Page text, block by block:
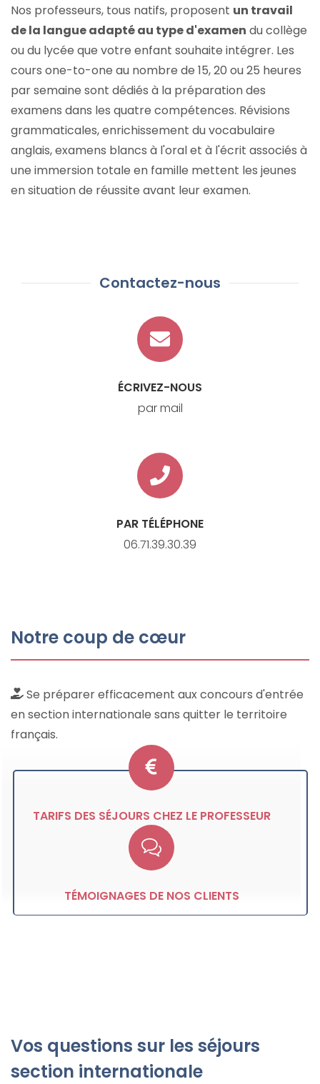
Nos professeurs, tous natifs, proposent un travail
de la langue adapté au type d'examen du collège
ou du lycée que votre enfant souhaite intégrer. Les
cours one-to-one au nombre de 15, 20 ou 25 heures
par semaine sont dédiés à la préparation des
examens dans les quatre compétences. Révisions
grammaticales, enrichissement du vocabulaire
anglais, examens blancs à l'oral et à l'écrit associés à
une immersion totale en famille mettent les jeunes
en situation de réussite avant leur examen.
Contactez-nous
ÉCRIVEZ-NOUS
par mail
PAR TÉLÉPHONE
06.71.39.30.39
Notre coup de cœur
Se préparer efficacement aux concours d'entrée
en section internationale sans quitter le territoire
français.
TARIFS DES SÉJOURS CHEZ LE PROFESSEUR
TÉMOIGNAGES DE NOS CLIENTS
Vos questions sur les séjours
section internationale